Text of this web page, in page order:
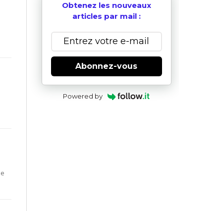
Obtenez les nouveaux
articles par mail :
Abonnez-vous
Powered by